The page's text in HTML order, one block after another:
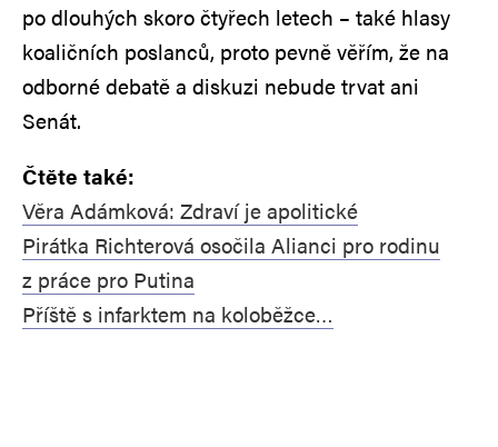
po dlouhých skoro čtyřech letech – také hlasy
koaličních poslanců, proto pevně věřím, že na
odborné debatě a diskuzi nebude trvat ani
Senát.
Čtěte také:
Věra Adámková: Zdraví je apolitické
Pirátka Richterová osočila Alianci pro rodinu
z práce pro Putina
Příště s infarktem na koloběžce…